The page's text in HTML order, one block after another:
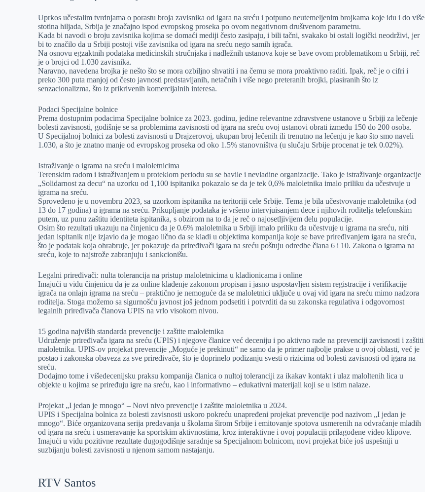
p
p
l
Uprkos učestalim tvrdnjama o porastu broja zavisnika od igara na sreću i potpuno neutemeljenim brojkama koje idu i do više
stotina hiljada, Srbija je značajno ispod evropskog proseka po ovom negativnom društvenom parametru.
Kada bi navodi o broju zavisnika kojima se domaći mediji često zasipaju, i bili tačni, svakako bi ostali logički neodrživi, jer
bi to značilo da u Srbiji postoji više zavisnika od igara na sreću nego samih igrača.
Na osnovu egzaktnih podataka medicinskih stručnjaka i nadležnih ustanova koje se bave ovom problematikom u Srbiji, reč
je o brojci od 1.030 zavisnika.
Naravno, navedena brojka je nešto što se mora ozbiljno shvatiti i na čemu se mora proaktivno raditi. Ipak, reč je o cifri i
preko 300 puta manjoj od često javnosti predstavljanih, netačnih i više nego preteranih brojki, plasiranih što iz
senzacionalizma, što iz prikrivenih komercijalnih interesa.
Podaci Specijalne bolnice
Prema dostupnim podacima Specijalne bolnice za 2023. godinu, jedine relevantne zdravstvene ustanove u Srbiji za lečenje
bolesti zavisnosti, godišnje se sa problemima zavisnosti od igara na sreću ovoj ustanovi obrati između 150 do 200 osoba.
U Specijalnoj bolnici za bolesti zavisnosti u Drajzerovoj, ukupan broj lečenih ili trenutno na lečenju je kao što smo naveli
1.030, a što je znatno manje od evropskog proseka od oko 1.5% stanovništva (u slučaju Srbije procenat je tek 0.02%).
Istraživanje o igrama na sreću i maloletnicima
Terenskim radom i istraživanjem u proteklom periodu su se bavile i nevladine organizacije. Tako je istraživanje organizacije
„Solidarnost za decu“ na uzorku od 1,100 ispitanika pokazalo se da je tek 0,6% maloletnika imalo priliku da učestvuje u
igrama na sreću.
Sprovedeno je u novembru 2023, sa uzorkom ispitanika na teritoriji cele Srbije. Tema je bila učestvovanje maloletnika (od
13 do 17 godina) u igrama na sreću. Prikupljanje podataka je vršeno intervjuisanjem dece i njihovih roditelja telefonskim
putem, uz punu zaštitu identiteta ispitanika, s obzirom na to da je reč o najosetljivijem delu populacije.
Osim što rezultati ukazuju na činjenicu da je 0.6% maloletnika u Srbiji imalo priliku da učestvuje u igrama na sreću, niti
jedan ispitanik nije izjavio da je mogao lično da se kladi u objektima kompanija koje se bave priređivanjem igara na sreću,
što je podatak koja ohrabruje, jer pokazuje da priređivači igara na sreću poštuju odredbe člana 6 i 10. Zakona o igrama na
sreću, koje to najstrože zabranjuju i sankcionišu.
Legalni priređivači: nulta tolerancija na pristup maloletnicima u kladionicama i online
Imajući u vidu činjenicu da je za online klađenje zakonom propisan i jasno uspostavljen sistem registracije i verifikacije
igrača na onlajn igrama na sreću – praktično je nemoguće da se maloletnici uključe u ovaj vid igara na sreću mimo nadzora
roditelja. Stoga možemo sa sigurnošću javnost još jednom podsetiti i potvrditi da su zakonska regulativa i odgovornost
legalnih priređivača članova UPIS na vrlo visokom nivou.
15 godina najviših standarda prevencije i zaštite maloletnika
Udruženje priređivača igara na sreću (UPIS) i njegove članice već deceniju i po aktivno rade na prevenciji zavisnosti i zaštiti
maloletnika. UPIS-ov projekat prevencije „Moguće je prekinuti“ ne samo da je primer najbolje prakse u ovoj oblasti, već je
postao i zakonska obaveza za sve priređivače, što je doprinelo podizanju svesti o rizicima od bolesti zavisnosti od igara na
sreću.
Dodajmo tome i višedecenijsku praksu kompanija članica o nultoj toleranciji za ikakav kontakt i ulaz maloltenih lica u
objekte u kojima se priređuju igre na sreću, kao i informativno – edukativni materijali koji se u istim nalaze.
Projekat „I jedan je mnogo“ – Novi nivo prevencije i zaštite maloletnika u 2024.
UPIS i Specijalna bolnica za bolesti zavisnosti uskoro pokreću unapređeni projekat prevencije pod nazivom „I jedan je
mnogo“. Biće organizovana serija predavanja u školama širom Srbije i emitovanje spotova usmerenih na odvraćanje mladih
od igara na sreću i usmeravanje ka sportskim aktivnostima, kroz interaktivne i ovoj populaciji prilagođene video klipove.
Imajući u vidu pozitivne rezultate dugogodišnje saradnje sa Specijalnom bolnicom, novi projekat biće još uspešniji u
suzbijanju bolesti zavisnosti u njenom samom nastajanju.
RTV Santos